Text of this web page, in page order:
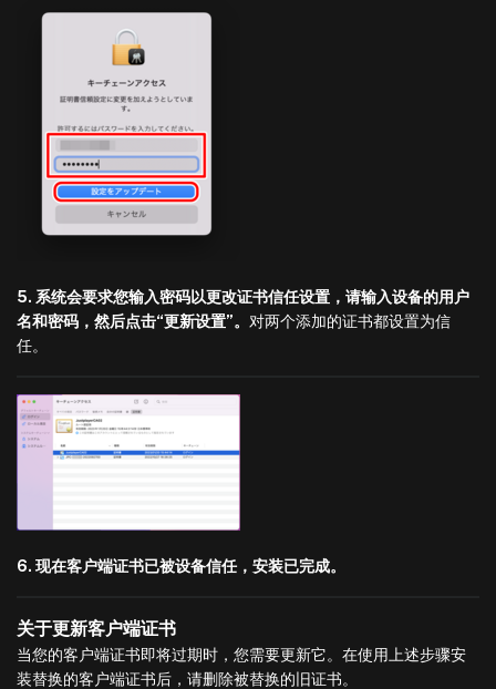
5. 系统会要求您输入密码以更改证书信任设置，请输入设备的用户
名和密码，然后点击“更新设置”。 对两个添加的证书都设置为信
任。
6. 现在客户端证书已被设备信任，安装已完成。
关于更新客户端证书
当您的客户端证书即将过期时，您需要更新它。在使用上述步骤安
装替换的客户端证书后，请删除被替换的旧证书。